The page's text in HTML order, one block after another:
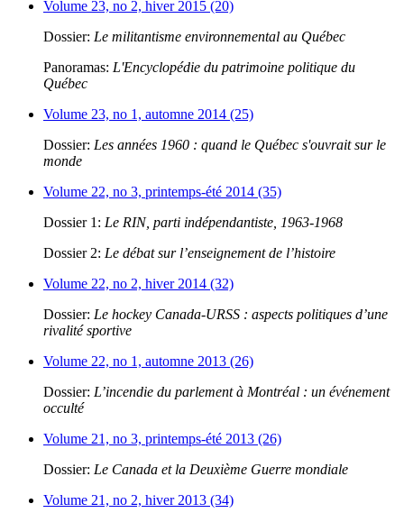
Volume 23, no 2, hiver 2015 (20)
Dossier: Le militantisme environnemental au Québec
Panoramas: L'Encyclopédie du patrimoine politique du
Québec
Volume 23, no 1, automne 2014 (25)
Dossier: Les années 1960 : quand le Québec s'ouvrait sur le
monde
Volume 22, no 3, printemps-été 2014 (35)
Dossier 1: Le RIN, parti indépendantiste, 1963-1968
Dossier 2: Le débat sur l’enseignement de l’histoire
Volume 22, no 2, hiver 2014 (32)
Dossier: Le hockey Canada-URSS : aspects politiques d’une
rivalité sportive
Volume 22, no 1, automne 2013 (26)
Dossier: L’incendie du parlement à Montréal : un événement
occulté
Volume 21, no 3, printemps-été 2013 (26)
Dossier: Le Canada et la Deuxième Guerre mondiale
Volume 21, no 2, hiver 2013 (34)